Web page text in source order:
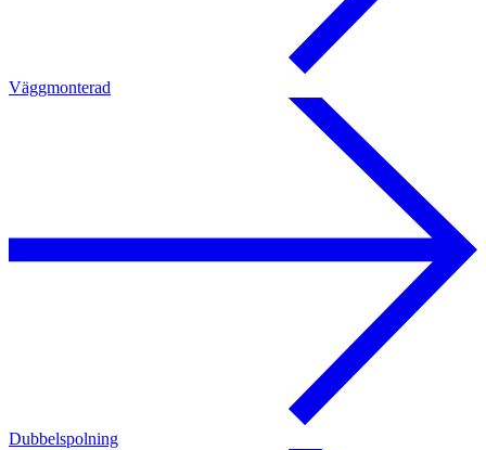
Väggmonterad
Dubbelspolning